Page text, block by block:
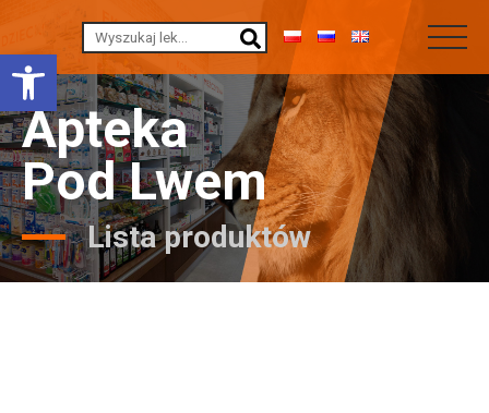
Otwórz pasek narzędzi
Apteka
Pod Lwem
Lista produktów